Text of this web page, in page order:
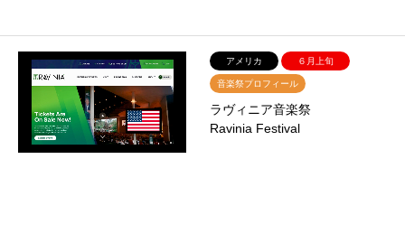
アメリカ ６月上旬
音楽祭プロフィール
ラヴィニア音楽祭
Ravinia Festival